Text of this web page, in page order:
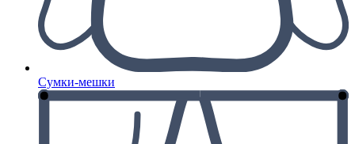
Сумки-мешки